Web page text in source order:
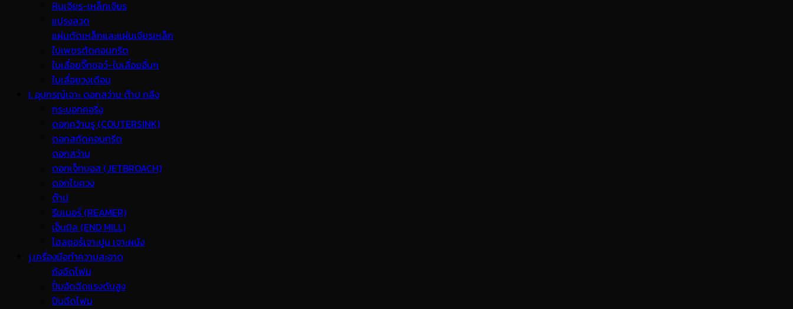
หินเจียร-เหล็กเจียร
แปรงลวด
แผ่นตัดเหล็กและแผ่นเจียรเหล็ก
ใบเพชรตัดคอนกรีต
ใบเลื่อยจิ๊กซอว์-ใบเลื่อยอื่นๆ
ใบเลื่อยวงเดือน
I. อุปกรณ์เจาะ ดอกสว่าน ต๊าป กลึง
กระบอกคอริ่ง
ดอกคว้านรู (COUTERSINK)
ดอกสกัดคอนกรีต
ดอกสว่าน
ดอกเจ็ทบอส (JETBROACH)
ดอกไขควง
ต๊าป
รีมเมอร์ (REAMER)
เอ็นมิล (END MILL)
โฮลซอร์เจาะปูน เจาะผนัง
j.เครื่องมือทำความสะอาด
ถังฉีดโฟม
ปั้มอัดฉีดแรงดันสูง
ปืนฉีดโฟม